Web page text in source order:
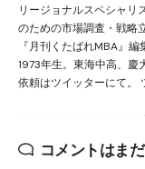
リージョナルスペシャリ
のための市場調査・戦略
『月刊くたばれMBA』
1973年生。東海中高、慶
依頼はツイッターにて
コメントはま